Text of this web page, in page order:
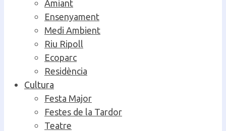
Amiant
Ensenyament
Medi Ambient
Riu Ripoll
Ecoparc
Residència
Cultura
Festa Major
Festes de la Tardor
Teatre